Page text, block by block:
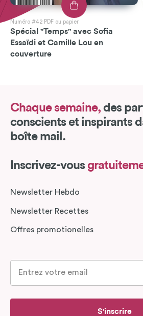
Numéro #42 PDF ou papier
Spécial "Temps" avec Sofia
Essaïdi et Camille Lou en
couverture
Chaque semaine, des
conscients et inspirants
boîte mail.
Inscrivez-vous
Newsletter Hebdo
Newsletter Recettes
Offres promotionelles
S'inscrire